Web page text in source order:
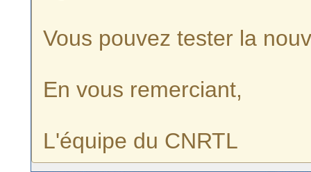
Vous pouvez tester la
En vous remerciant,
L'équipe du CNRTL